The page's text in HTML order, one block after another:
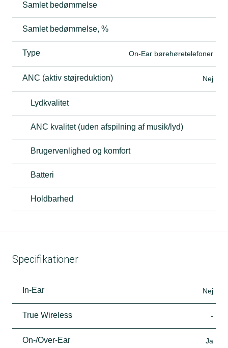
Samlet bedømmelse
Samlet bedømmelse, %
Type On-Ear børehøretelefoner
ANC (aktiv støjreduktion) Nej
Lydkvalitet
ANC kvalitet (uden afspilning af musik/lyd)
Brugervenlighed og komfort
Batteri
Holdbarhed
Specifikationer
In-Ear Nej
True Wireless -
On-/Over-Ear Ja